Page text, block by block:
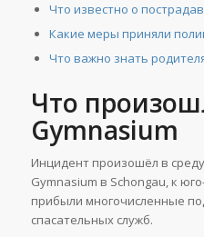
Что известно о
Какие меры приняли
Что важно знать
Что
Gymnasium
Инцидент произошёл в
Gymnasium в Schongau, к
прибыли многочисленные
спасательных служб.